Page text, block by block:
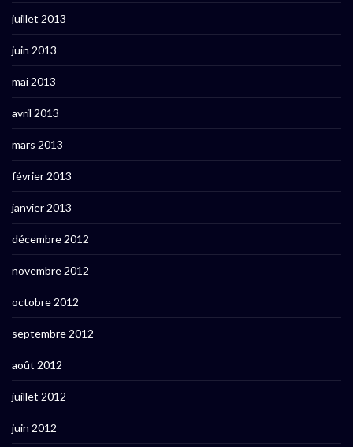
juillet 2013
juin 2013
mai 2013
avril 2013
mars 2013
février 2013
janvier 2013
décembre 2012
novembre 2012
octobre 2012
septembre 2012
août 2012
juillet 2012
juin 2012